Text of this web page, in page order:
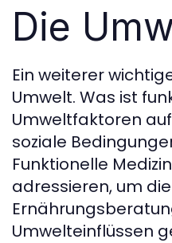
Die
Ein weiterer
Umwelt. Was ist
Umweltfaktoren
soziale
Funktionelle
adressieren, um
Umwelteinflüssen